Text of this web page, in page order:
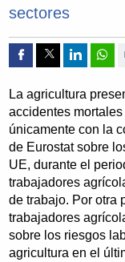
sectores
Compartir por
Compartir
La agricultura
accidentes
únicamente con la
de Eurostat sobre
UE, durante el
trabajadores
de trabajo. Por otra
trabajadores
sobre los riesgos
agricultura en el